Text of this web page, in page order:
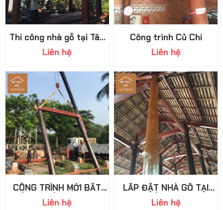
Thi công nhà gỗ tại Tây
Ninh
Liên hệ
Công trình Củ Chi
Liên hệ
CÔNG TRÌNH MỚI BẮT
ĐẦU TẠI BÌNH DƯƠNG
Liên hệ
LẮP ĐẶT NHÀ GỖ TẠI
ĐỒNG NAI
Liên hệ